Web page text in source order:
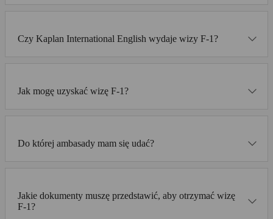
Czy Kaplan International English wydaje wizy F-1?
Jak mogę uzyskać wizę F-1?
Do której ambasady mam się udać?
Jakie dokumenty muszę przedstawić, aby otrzymać wizę
F-1?